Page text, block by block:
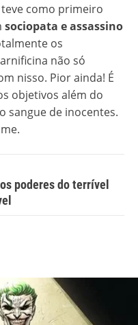
como primeiro
sociopata e assassino
os
não só
nisso. Pior ainda! É
objetivos além do
sangue de inocentes.
poderes do terrível